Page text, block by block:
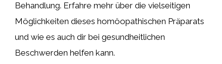
Behandlung. Erfahre mehr über die vielseitigen
Möglichkeiten dieses homöopathischen Präparats
und wie es auch dir bei gesundheitlichen
Beschwerden helfen kann.